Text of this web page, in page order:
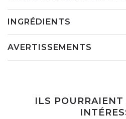
INGRÉDIENTS
AVERTISSEMENTS
ILS